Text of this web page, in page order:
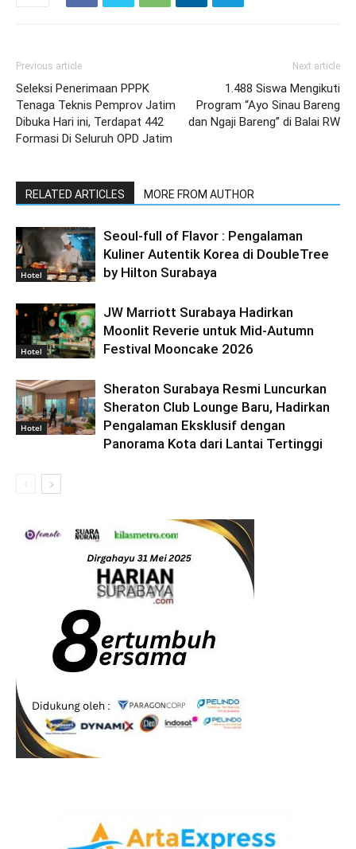
Previous article
Seleksi Penerimaan PPPK
Tenaga Teknis Pemprov Jatim
Dibuka Hari ini, Terdapat 442
Formasi Di Seluruh OPD Jatim
Next article
1.488 Siswa Mengikuti
Program “Ayo Sinau Bareng
dan Ngaji Bareng” di Balai RW
RELATED ARTICLES MORE FROM AUTHOR
Hotel
Seoul-full of Flavor : Pengalaman
Kuliner Autentik Korea di DoubleTree
by Hilton Surabaya
Hotel
JW Marriott Surabaya Hadirkan
Moonlit Reverie untuk Mid-Autumn
Festival Mooncake 2026
Hotel
Sheraton Surabaya Resmi Luncurkan
Sheraton Club Lounge Baru, Hadirkan
Pengalaman Eksklusif dengan
Panorama Kota dari Lantai Tertinggi